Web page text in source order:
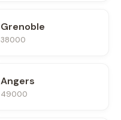
Grenoble
38000
Angers
49000